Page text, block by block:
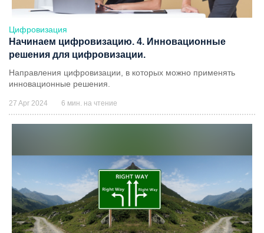
Цифровизация
Начинаем цифровизацию. 4. Инновационные
решения для цифровизации.
Направления цифровизации, в которых можно применять
инновационные решения.
27 Apr 2024 6 мин. на чтение